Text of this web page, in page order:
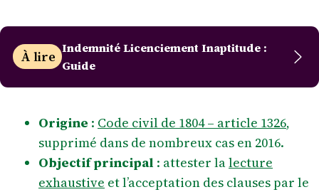
À lire Indemnité Licenciement Inaptitude :
Guide
Origine : Code civil de 1804 – article 1326,
supprimé dans de nombreux cas en 2016.
Objectif principal : attester lalecture
exhaustive et l’acceptation des clauses par le